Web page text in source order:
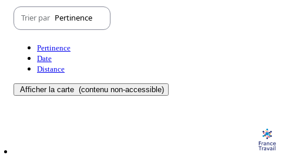
Trier par Pertinence
Pertinence
Date
Distance
Afficher la carte (contenu non-accessible)